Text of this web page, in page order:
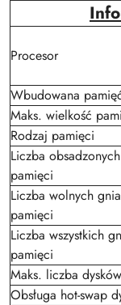
Procesor
Wbudowana
Maks. wielkość
Rodzaj pamięci
Liczba
pamięci
Liczba wolnych
pamięci
Liczba wszystkich
pamięci
Maks. liczba dysków
Obsługa hot-swap